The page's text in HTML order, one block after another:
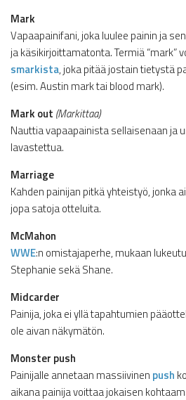
Mark
Vapaapainifani, joka luulee painin ja
ja käsikirjoittamatonta. Termiä “mark”
smarkista, joka pitää jostain tietystä
(esim. Austin mark tai blood mark).
Mark out (Markittaa)
Nauttia vapaapainista sellaisenaan ja
lavastettua.
Marriage
Kahden painijan pitkä yhteistyö, jonka
jopa satoja otteluita.
McMahon
WWE:n omistajaperhe, mukaan
Stephanie sekä Shane.
Midcarder
Painija, joka ei yllä tapahtumien
ole aivan näkymätön.
Monster push
Painijalle annetaan massiivinen push
aikana painija voittaa jokaisen